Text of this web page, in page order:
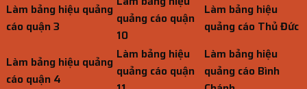
Làm bảng hiệu quảng
cáo quận 3
quảng cáo quận
10
Làm bảng hiệu
quảng cáo Thủ Đức
Làm bảng hiệu quảng
cáo quận 4
Làm bảng hiệu
quảng cáo quận
Làm bảng hiệu
quảng cáo Bình